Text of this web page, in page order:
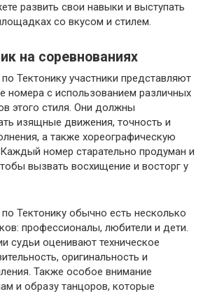
развить свои навыки и выступать
со вкусом и стилем.
на соревнованиях
Тектонику участники представляют
номера с использованием различных
этого стиля. Они должны
изящные движения, точность и
а также хореографическую
номер старательно продуман и
вызвать восхищение и восторг у
Тектонику обычно есть несколько
профессионалы, любители и дети.
судьи оценивают техническое
оригинальность и
Также особое внимание
и образу танцоров, которые